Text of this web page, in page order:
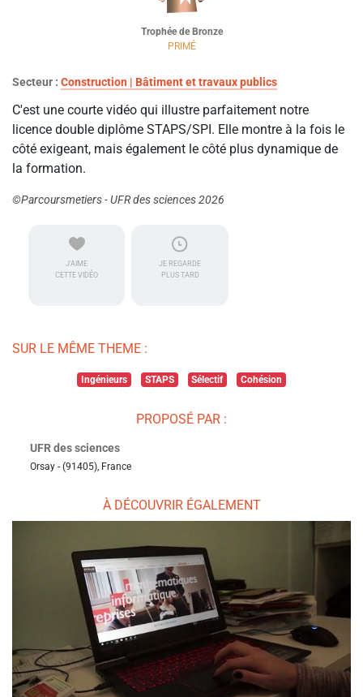
Trophée de Bronze
PRIMÉ
Secteur : Construction | Bâtiment et travaux publics
C'est une courte vidéo qui illustre parfaitement notre
licence double diplôme STAPS/SPI. Elle montre à la fois le
côté exigeant, mais également le côté plus dynamique de
la formation.
©Parcoursmetiers - UFR des sciences 2026
J'AIME
CETTE VIDÉO
JE REGARDE
PLUS TARD
SUR LE MÊME THEME :
Ingénieurs STAPS Sélectif Cohésion
PROPOSÉ PAR :
UFR des sciences
Orsay - (91405), France
À DÉCOUVRIR ÉGALEMENT